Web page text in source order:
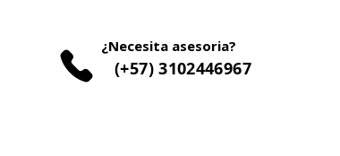
¿Necesita asesoria?
(+57) 3102446967